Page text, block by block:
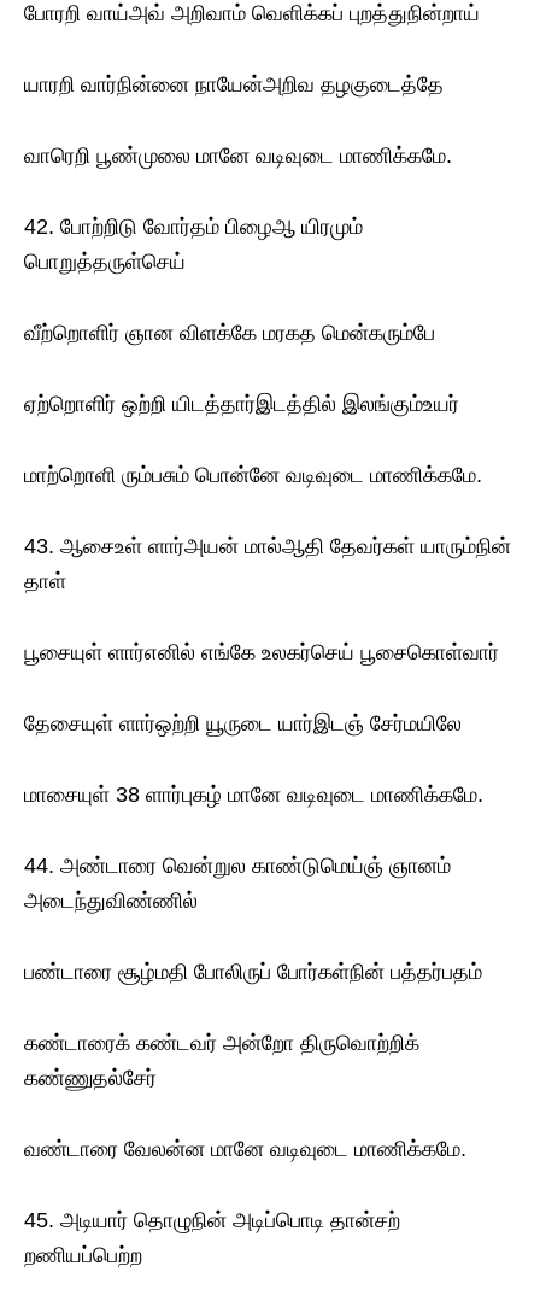
போரறி வாய்அவ் அறிவாம் வெளிக்கப் புறத்துநின்றாய்
யாரறி வார்நின்னை நாயேன்அறிவ தழகுடைத்தே
வாரெறி பூண்முலை மானே வடிவுடை மாணிக்கமே.
42. போற்றிடு வோர்தம் பிழைஆ யிரமும்
பொறுத்தருள்செய்
வீற்றொளிர் ஞான விளக்கே மரகத மென்கரும்பே
ஏற்றொளிர் ஒற்றி யிடத்தார்இடத்தில் இலங்கும்உயர்
மாற்றொளி ரும்பசும் பொன்னே வடிவுடை மாணிக்கமே.
43. ஆசைஉள் ளார்அயன் மால்ஆதி தேவர்கள் யாரும்நின்
தாள்
பூசையுள் ளார்எனில் எங்கே உலகர்செய் பூசைகொள்வார்
தேசையுள் ளார்ஒற்றி யூருடை யார்இடஞ் சேர்மயிலே
மாசையுள் 38 ளார்புகழ் மானே வடிவுடை மாணிக்கமே.
44. அண்டாரை வென்றுல காண்டுமெய்ஞ் ஞானம்
அடைந்துவிண்ணில்
பண்டாரை சூழ்மதி போலிருப் போர்கள்நின் பத்தர்பதம்
கண்டாரைக் கண்டவர் அன்றோ திருவொற்றிக்
கண்ணுதல்சேர்
வண்டாரை வேலன்ன மானே வடிவுடை மாணிக்கமே.
45. அடியார் தொழுநின் அடிப்பொடி தான்சற்
றணியப்பெற்ற